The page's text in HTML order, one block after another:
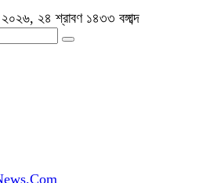
২৪ শ্রাবণ ১৪৩৩ বঙ্গাব্দ